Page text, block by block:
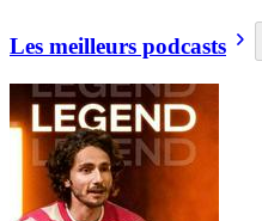
Les meilleurs podcasts